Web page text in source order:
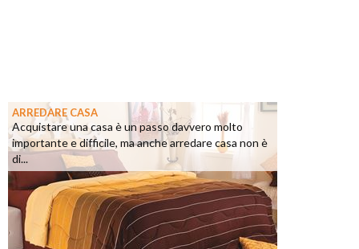
ARREDARE CASA
Acquistare una casa è un passo davvero molto
importante e difficile, ma anche arredare casa non è
di...